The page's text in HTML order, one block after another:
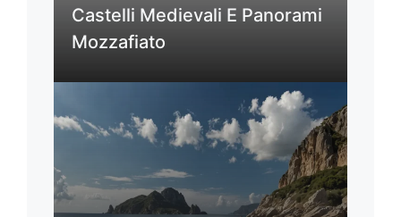
Castelli Medievali E Panorami
Mozzafiato